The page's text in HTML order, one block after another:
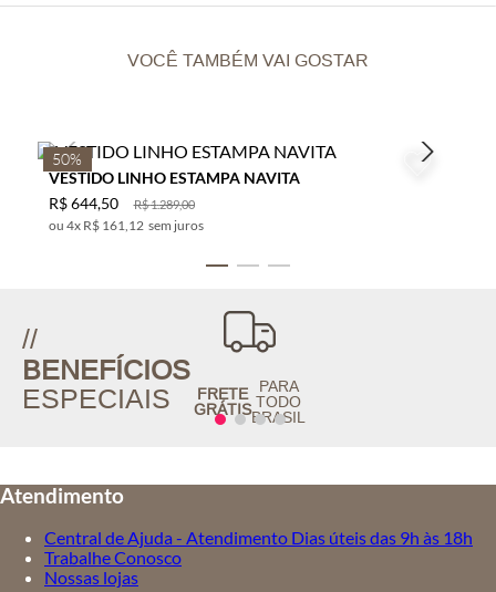
VOCÊ TAMBÉM VAI GOSTAR
50%
VESTIDO LINHO ESTAMPA NAVITA
R$1.289,00
R$ 644,50
4x R$ 161,12 sem juros
//
BENEFÍCIOS
ESPECIAIS
FRETE
GRÁTIS
PARA
TODO
BRASIL
Atendimento
Central de Ajuda - Atendimento Dias úteis das 9h às 18h
Trabalhe Conosco
Nossas lojas